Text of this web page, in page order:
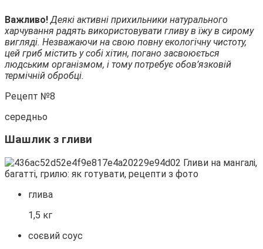
Важливо! Деякі активні прихильники натурального
харчування радять використовувати гливу в їжу в сирому
вигляді. Незважаючи на свою повну екологічну чистоту,
цей гриб містить у собі хітин, погано засвоюється
людським організмом, і тому потребує обов’язковій
термічній обробці.
Рецепт №8
середньо
Шашлик з гливи
глива
1,5 кг
соєвий соус